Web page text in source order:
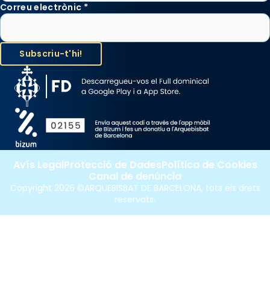
Correu electrònic *
Copyright 2026 ©ARQUEBISBAT DE BARCELONA, tots els drets
reservats.
Avís LegalProtecció de DadesPolítica de Cookies
Canal de denúncia